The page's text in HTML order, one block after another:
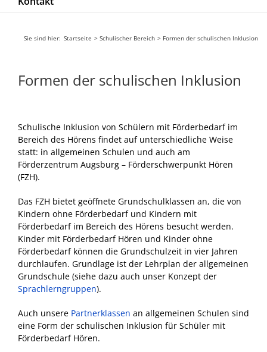
Sie sind hier: Startseite Schulischer Bereich Formen der schulischen Inklusion
Formen der schulischen Inklusion
Schulische Inklusion von Schülern mit Förderbedarf im
Bereich des Hörens findet auf unterschiedliche Weise
statt: in allgemeinen Schulen und auch am
Förderzentrum Augsburg – Förderschwerpunkt Hören
(FZH).
Das FZH bietet geöffnete Grundschulklassen an, die von
Kindern ohne Förderbedarf und Kindern mit
Förderbedarf im Bereich des Hörens besucht werden.
Kinder mit Förderbedarf Hören und Kinder ohne
Förderbedarf können die Grundschulzeit in vier Jahren
durchlaufen. Grundlage ist der Lehrplan der allgemeinen
Grundschule (siehe dazu auch unser Konzept der
Sprachlerngruppen).
Auch unsere Partnerklassen an allgemeinen Schulen sind
eine Form der schulischen Inklusion für Schüler mit
Förderbedarf Hören.